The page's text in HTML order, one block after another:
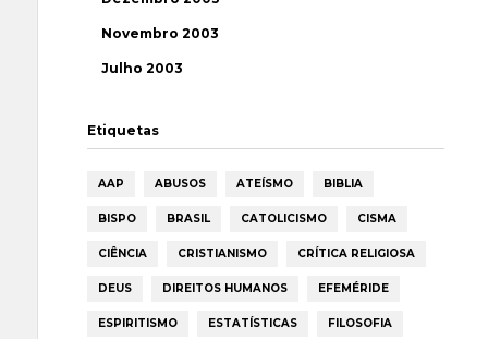
Novembro 2003
Julho 2003
Etiquetas
AAP ABUSOS ATEÍSMO BIBLIA
BISPO BRASIL CATOLICISMO CISMA
CIÊNCIA CRISTIANISMO CRÍTICA RELIGIOSA
DEUS DIREITOS HUMANOS EFEMÉRIDE
ESPIRITISMO ESTATÍSTICAS FILOSOFIA